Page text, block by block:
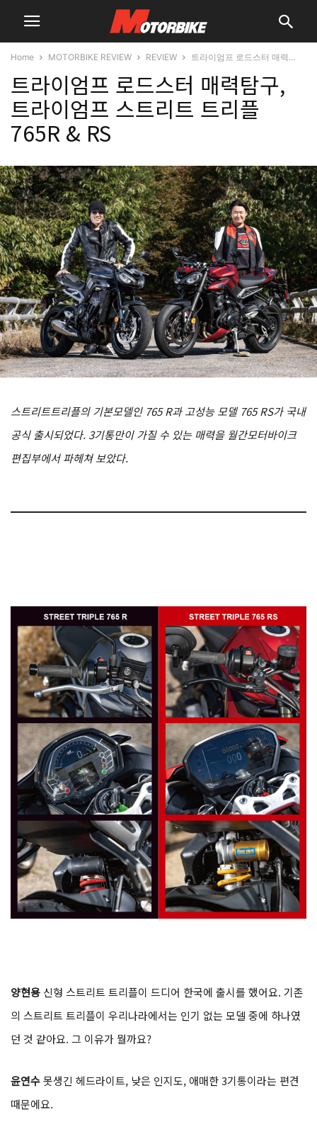
Home MOTORBIKE REVIEW REVIEW 트라이엄프 로드스터 매력...
트라이엄프 로드스터 매력탐구,
트라이엄프 스트리트 트리플
765R & RS
스트리트트리플의 기본모델인 765 R과 고성능 모델 765 RS가 국내
공식 출시되었다. 3기통만이 가질 수 있는 매력을 월간모터바이크
편집부에서 파헤쳐 보았다.
양현용 신형 스트리트 트리플이 드디어 한국에 출시를 했어요. 기존
의 스트리트 트리플이 우리나라에서는 인기 없는 모델 중에 하나였
던 것 같아요. 그 이유가 뭘까요?
윤연수못생긴 헤드라이트, 낮은 인지도, 애매한 3기통이라는 편견
때문에요.